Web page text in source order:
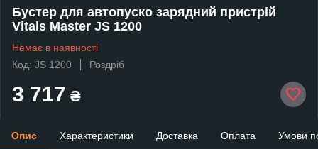
Бустер для автопуско зарядний пристрій
Vitals Master JS 1200
Немає в наявності
Код: JS 1200
Роздріб
3 717 ₴
Опис Характеристики Доставка Оплата Умови